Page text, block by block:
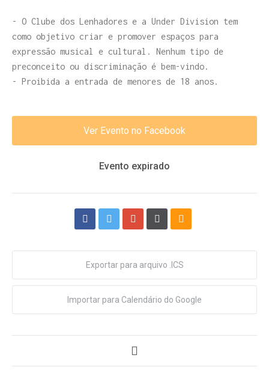
- O Clube dos Lenhadores e a Under Division tem
como objetivo criar e promover espaços para
expressão musical e cultural. Nenhum tipo de
preconceito ou discriminação é bem-vindo.
- Proibida a entrada de menores de 18 anos.
Ver Evento no Facebook
Evento expirado
Exportar para arquivo .ICS
Importar para Calendário do Google
ENTRE PARA O NOSSOMEMBERS CLUB
E receba códigos promocionais para festas, free
downloads e mais.
É grátis.